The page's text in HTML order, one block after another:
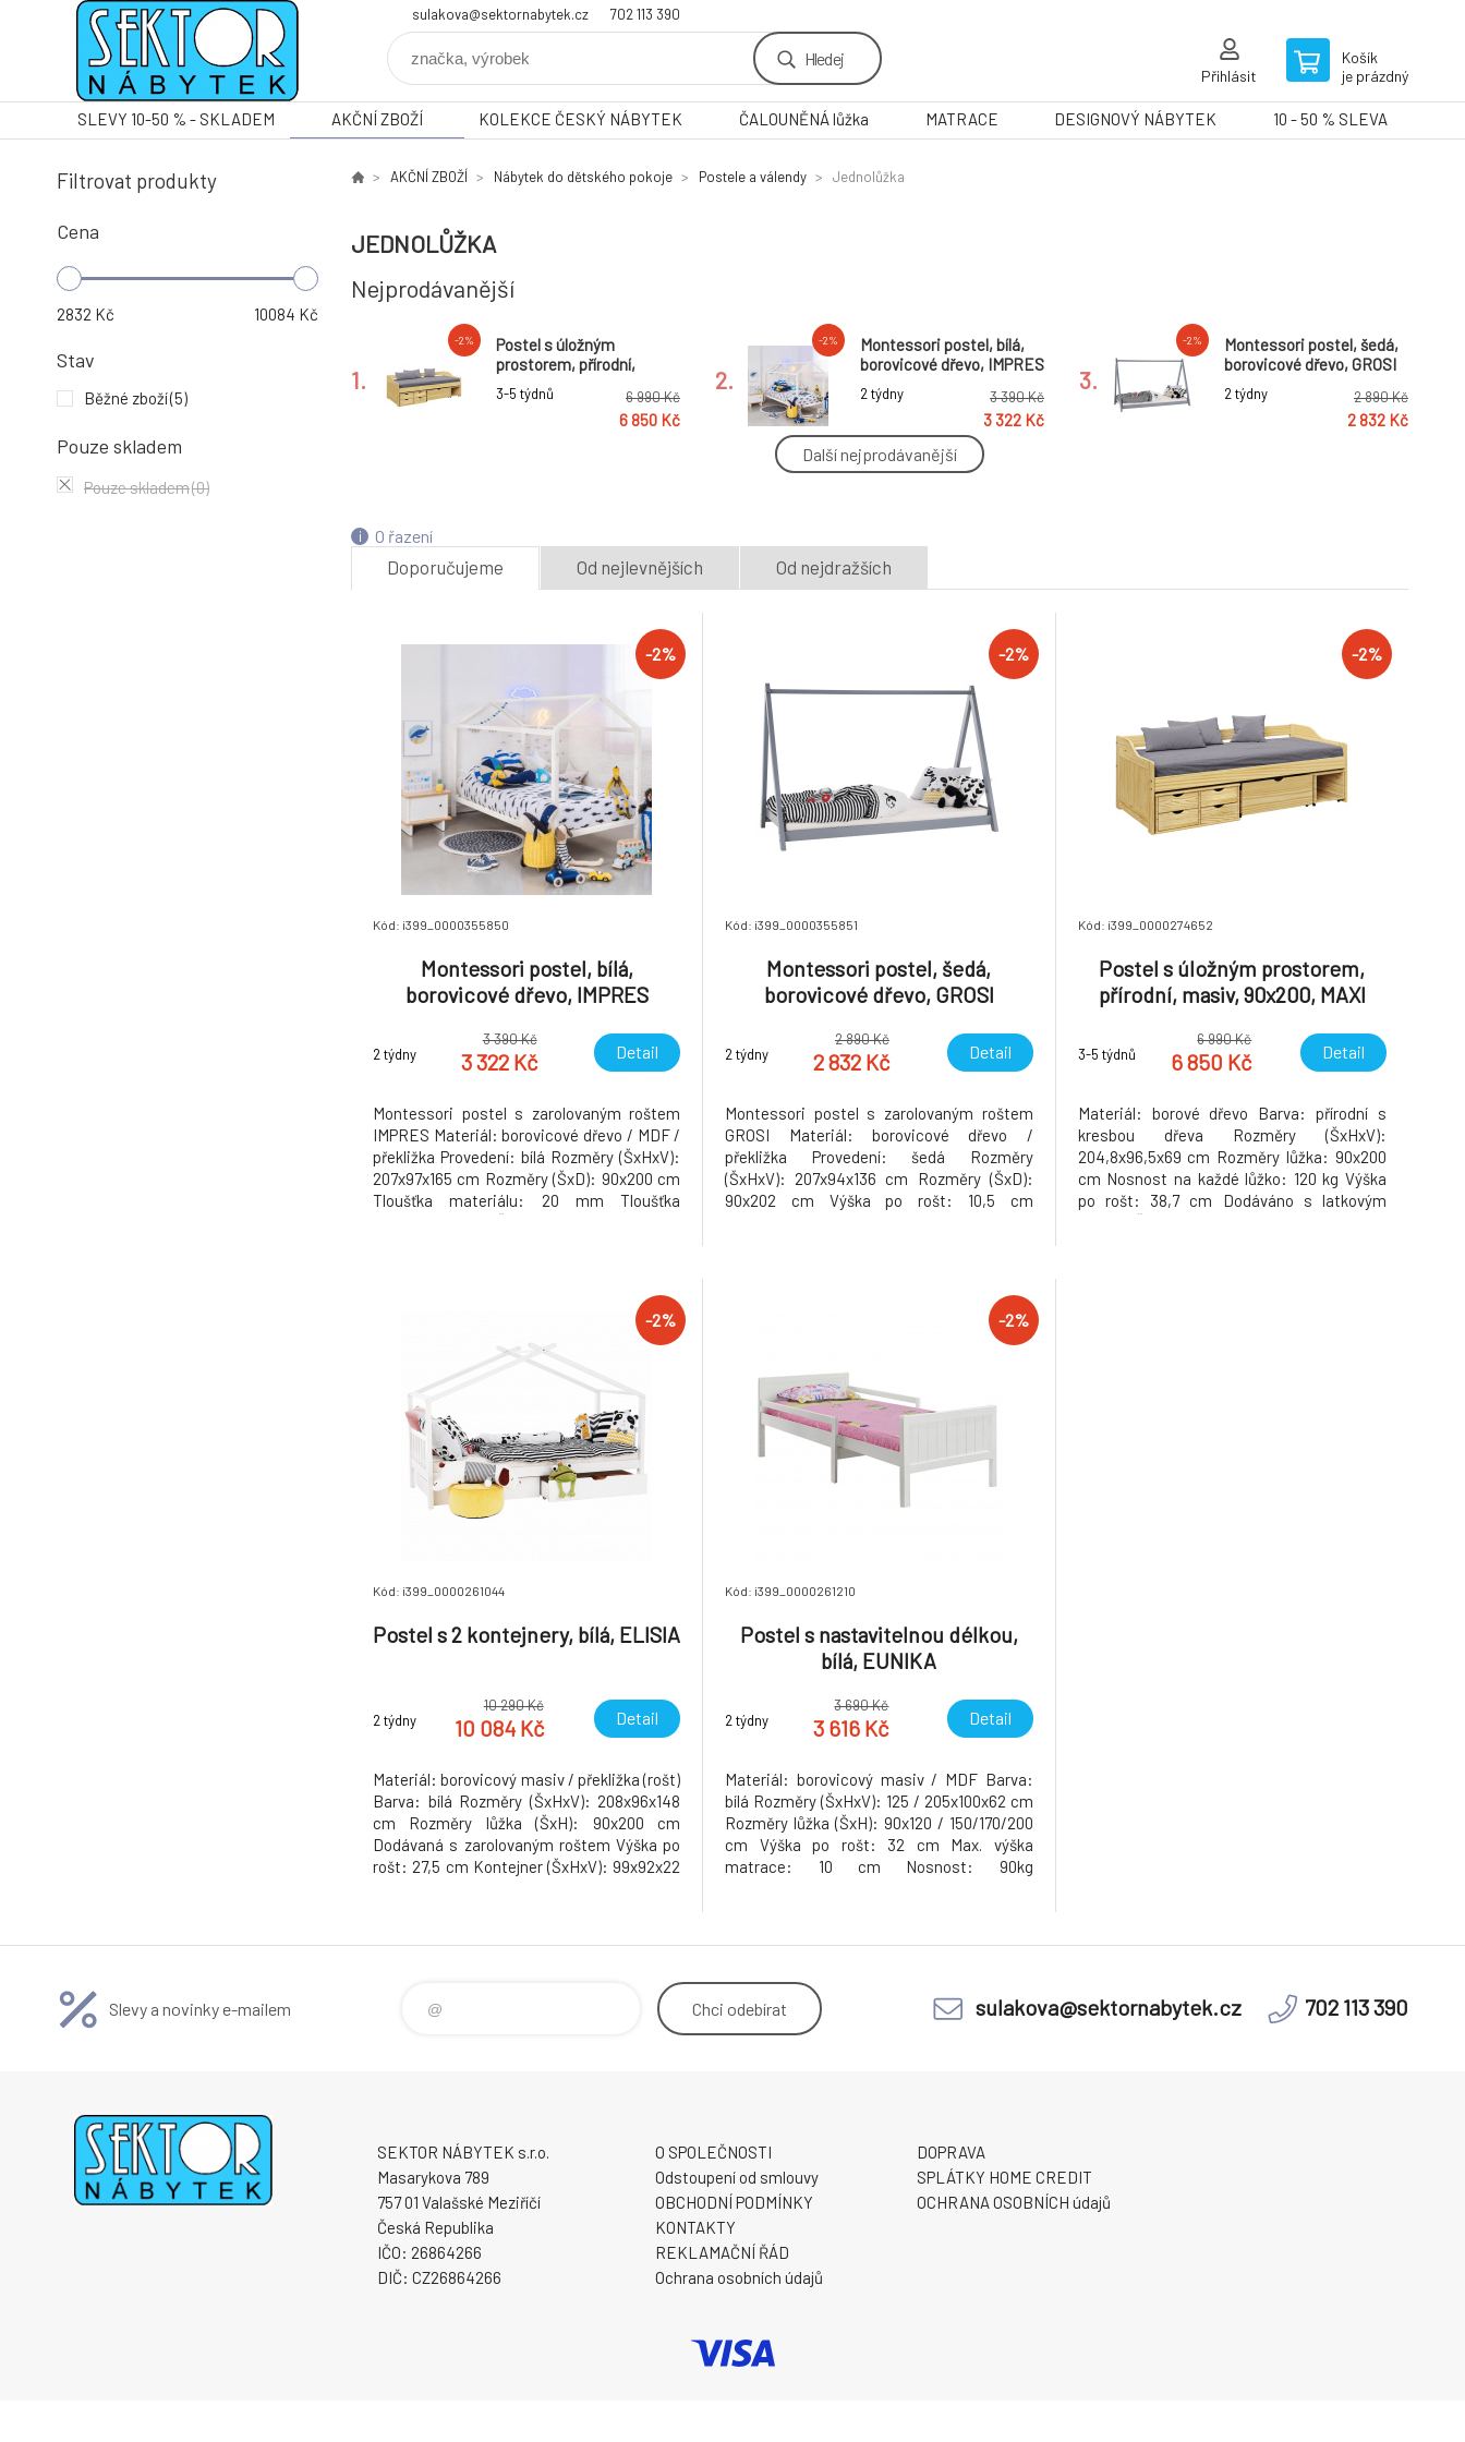
sulakova@sektornabytek.cz 702 113 390
Hledej
Přihlásit
Košík
je prázdný
SLEVY 10-50 % - SKLADEM AKČNÍ ZBOŽÍ KOLEKCE ČESKÝ NÁBYTEK ČALOUNĚNÁ lůžka MATRACE DESIGNOVÝ NÁBYTEK 10 - 50 % SLEVA
Filtrovat produkty
Cena
2832 Kč 10084 Kč
Stav
Běžné zboží(5)
Pouze skladem
Pouze skladem(0)
AKČNÍ ZBOŽÍ Nábytek do dětského pokoje Postele a válendy Jednolůžka
JEDNOLŮŽKA
Nejprodávanější
1.
-2%
Postel s úložným
prostorem, přírodní,
masiv, 90x200, MAXI NEW
3-5 týdnů 6 990 Kč
6 850 Kč
2.
-2%
Montessori postel, bílá,
borovicové dřevo, IMPRES
2 týdny 3 390 Kč
3 322 Kč
3.
-2%
Montessori postel, šedá,
borovicové dřevo, GROSI
2 týdny 2 890 Kč
2 832 Kč
10 084 Kč
-2%
Postel s nastavitelnou
Další nejprodávanější
O řazení
Doporučujeme Od nejlevnějších Od nejdražších
-2%
Kód: i399_0000355850
Montessori postel, bílá,
borovicové dřevo, IMPRES
2 týdny
3 390 Kč
3 322 Kč Detail
Montessori postel s zarolovaným roštem
IMPRES Materiál: borovicové dřevo / MDF /
překližka Provedení: bílá Rozměry (ŠxHxV):
207x97x165 cm Rozměry (ŠxD): 90x200 cm
Tloušťka materiálu: 20 mm Tloušťka
-2%
Kód: i399_0000355851
Montessori postel, šedá,
borovicové dřevo, GROSI
2 týdny
2 890 Kč
2 832 Kč Detail
Montessori postel s zarolovaným roštem
GROSI Materiál: borovicové dřevo /
překližka Provedení: šedá Rozměry
(ŠxHxV): 207x94x136 cm Rozměry (ŠxD):
90x202 cm Výška po rošt: 10,5 cm
-2%
Kód: i399_0000274652
Postel s úložným prostorem,
přírodní, masiv, 90x200, MAXI
3-5 týdnů
6 990 Kč
6 850 Kč Detail
Materiál: borové dřevo Barva: přírodní s
kresbou dřeva Rozměry (ŠxHxV):
204,8x96,5x69 cm Rozměry lůžka: 90x200
cm Nosnost na každé lůžko: 120 kg Výška
po rošt: 38,7 cm Dodáváno s latkovým
-2%
Kód: i399_0000261044
Postel s 2 kontejnery, bílá, ELISIA
2 týdny
10 290 Kč
10 084 Kč Detail
Materiál: borovicový masiv / překližka (rošt)
Barva: bílá Rozměry (ŠxHxV): 208x96x148
cm Rozměry lůžka (ŠxH): 90x200 cm
Dodávaná s zarolovaným roštem Výška po
rošt: 27,5 cm Kontejner (ŠxHxV): 99x92x22
-2%
Kód: i399_0000261210
Postel s nastavitelnou délkou,
bílá, EUNIKA
2 týdny
3 690 Kč
3 616 Kč Detail
Materiál: borovicový masiv / MDF Barva:
bílá Rozměry (ŠxHxV): 125 / 205x100x62 cm
Rozměry lůžka (ŠxH): 90x120 / 150/170/200
cm Výška po rošt: 32 cm Max. výška
matrace: 10 cm Nosnost: 90kg
Slevy a novinky e-mailem Chci odebírat sulakova@sektornabytek.cz 702 113 390
SEKTOR NÁBYTEK s.r.o.
Masarykova 789
757 01 Valašské Meziříčí
Česká Republika
IČO: 26864266
DIČ: CZ26864266
O SPOLEČNOSTI
Odstoupení od smlouvy
OBCHODNÍ PODMÍNKY
KONTAKTY
REKLAMAČNÍ ŘÁD
Ochrana osobních údajů
DOPRAVA
SPLÁTKY HOME CREDIT
OCHRANA OSOBNÍCH údajů